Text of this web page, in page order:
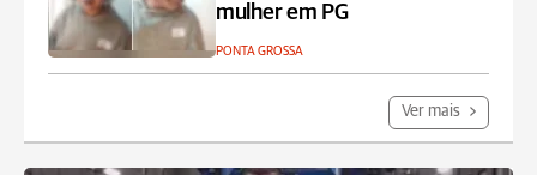
mulher em PG
PONTA GROSSA
Ver mais